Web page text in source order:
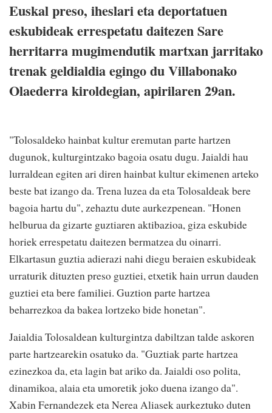
Euskal preso, iheslari eta deportatuen
eskubideak errespetatu daitezen Sare
herritarra mugimendutik martxan jarritako
trenak geldialdia egingo du Villabonako
Olaederra kiroldegian, apirilaren 29an.
"Tolosaldeko hainbat kultur eremutan parte hartzen
dugunok, kulturgintzako bagoia osatu dugu. Jaialdi hau
lurraldean egiten ari diren hainbat kultur ekimenen arteko
beste bat izango da. Trena luzea da eta Tolosaldeak bere
bagoia hartu du", zehaztu dute aurkezpenean. "Honen
helburua da gizarte guztiaren aktibazioa, giza eskubide
horiek errespetatu daitezen bermatzea du oinarri.
Elkartasun guztia adierazi nahi diegu beraien eskubideak
urraturik dituzten preso guztiei, etxetik hain urrun dauden
guztiei eta bere familiei. Guztion parte hartzea
beharrezkoa da bakea lortzeko bide honetan".
Jaialdia Tolosaldean kulturgintza dabiltzan talde askoren
parte hartzearekin osatuko da. "Guztiak parte hartzea
ezinezkoa da, eta lagin bat ariko da. Jaialdi oso polita,
dinamikoa, alaia eta umoretik joko duena izango da".
Xabin Fernandezek eta Nerea Aliasek aurkeztuko duten